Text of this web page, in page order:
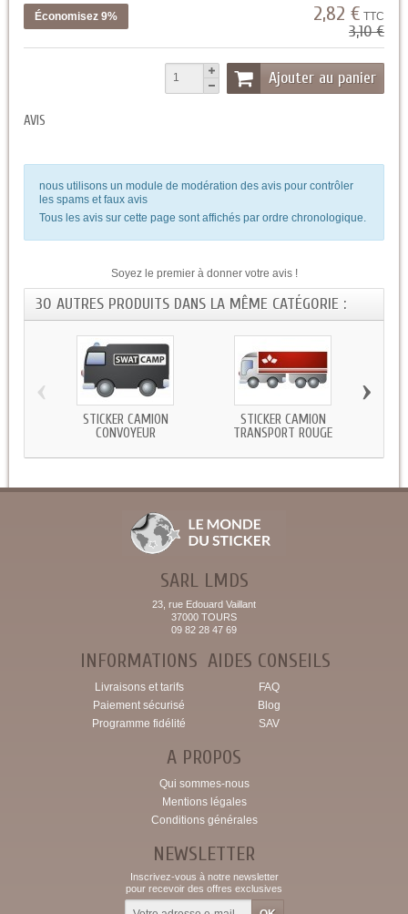
Économisez 9% 2,82 € TTC
3,10 €
Ajouter au panier
AVIS
nous utilisons un module de modération des avis pour contrôler
les spams et faux avis
Tous les avis sur cette page sont affichés par ordre chronologique.
Soyez le premier à donner votre avis !
30 AUTRES PRODUITS DANS LA MÊME CATÉGORIE :
STICKER CAMION
CONVOYEUR
STICKER CAMION
TRANSPORT ROUGE
‹ ›
SARL LMDS
23, rue Edouard Vaillant
37000 TOURS
09 82 28 47 69
INFORMATIONS
Livraisons et tarifs
Paiement sécurisé
Programme fidélité
AIDES CONSEILS
FAQ
Blog
SAV
A PROPOS
Qui sommes-nous
Mentions légales
Conditions générales
NEWSLETTER
Inscrivez-vous à notre newsletter
pour recevoir des offres exclusives